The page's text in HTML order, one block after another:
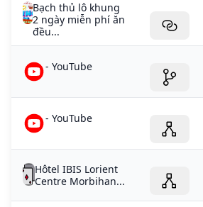
Bạch thủ lô khung
2 ngày miễn phí ăn
đều...
- YouTube
- YouTube
Hôtel IBIS Lorient
Centre Morbihan...